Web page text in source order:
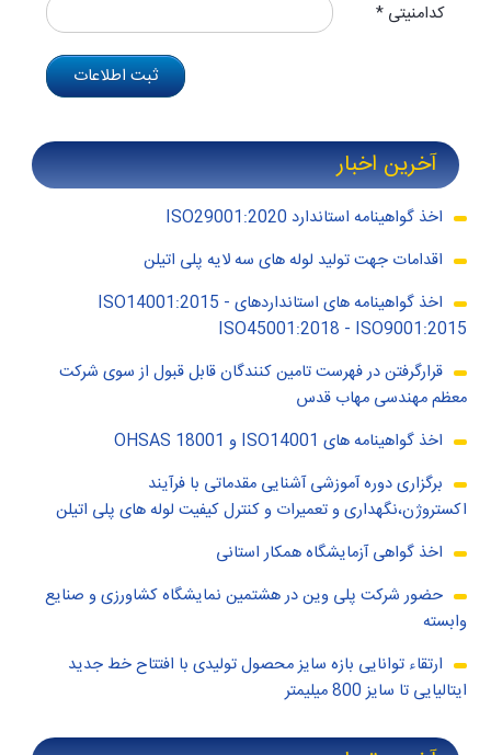
کدامنیتی *
آخرین اخبار
اخذ گواهینامه استاندارد ISO29001:2020
اقدامات جهت تولید لوله های سه لایه پلی اتیلن
اخذ گواهینامه های استانداردهای ISO14001:2015 -
ISO45001:2018 - ISO9001:2015
قرارگرفتن در فهرست تامین کنندگان قابل قبول از سوی شرکت
معظم مهندسی مهاب قدس
اخذ گواهینامه های ISO14001 و OHSAS 18001
برگزاری دوره آموزشی آشنایی مقدماتی با فرآیند
اکستروژن،نگهداری و تعمیرات و کنترل کیفیت لوله های پلی اتیلن
اخذ گواهی آزمایشگاه همکار استانی
حضور شرکت پلی وین در هشتمین نمایشگاه کشاورزی و صنایع
وابسته
ارتقاء توانایی بازه سایز محصول تولیدی با افتتاح خط جدید
ایتالیایی تا سایز 800 میلیمتر